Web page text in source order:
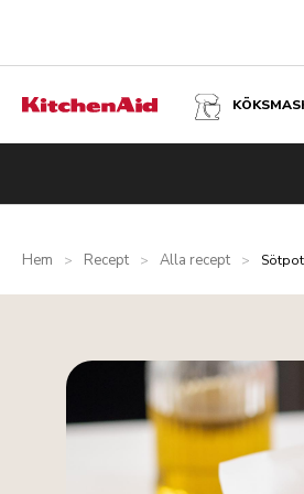
Hem > Recept > Alla recept >